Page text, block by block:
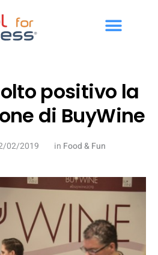
positivo la
di BuyWine
02/2019 in Food & Fun